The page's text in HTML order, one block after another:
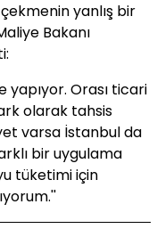
yanlış bir
Bakanı
yapıyor. Orası ticari
olarak tahsis
varsa İstanbul da
bir uygulama
tüketimi için